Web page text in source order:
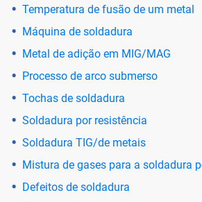
Temperatura de fusão de um metal
Máquina de soldadura
Metal de adição em MIG/MAG
Processo de arco submerso
Tochas de soldadura
Soldadura por resistência
Soldadura TIG/de metais
Mistura de gases para a soldadura
Defeitos de soldadura